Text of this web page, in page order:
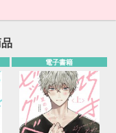
電子書籍